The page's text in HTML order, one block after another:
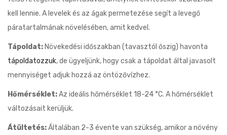
kell lennie. A levelek és az ágak permetezése segít a levegő
páratartalmának növelésében, amit kedvel.
Tápoldat: Növekedési időszakban (tavasztól őszig) havonta
tápoldatozzuk, de ügyeljünk, hogy csak a tápoldat által javasolt
mennyiséget adjuk hozzá az öntözővízhez.
Hőmérséklet:Az ideális hőmérséklet 18-24 °C. A hőmérséklet
változásait kerüljük.
Átültetés:Általában 2-3 évente van szükség, amikor a növény